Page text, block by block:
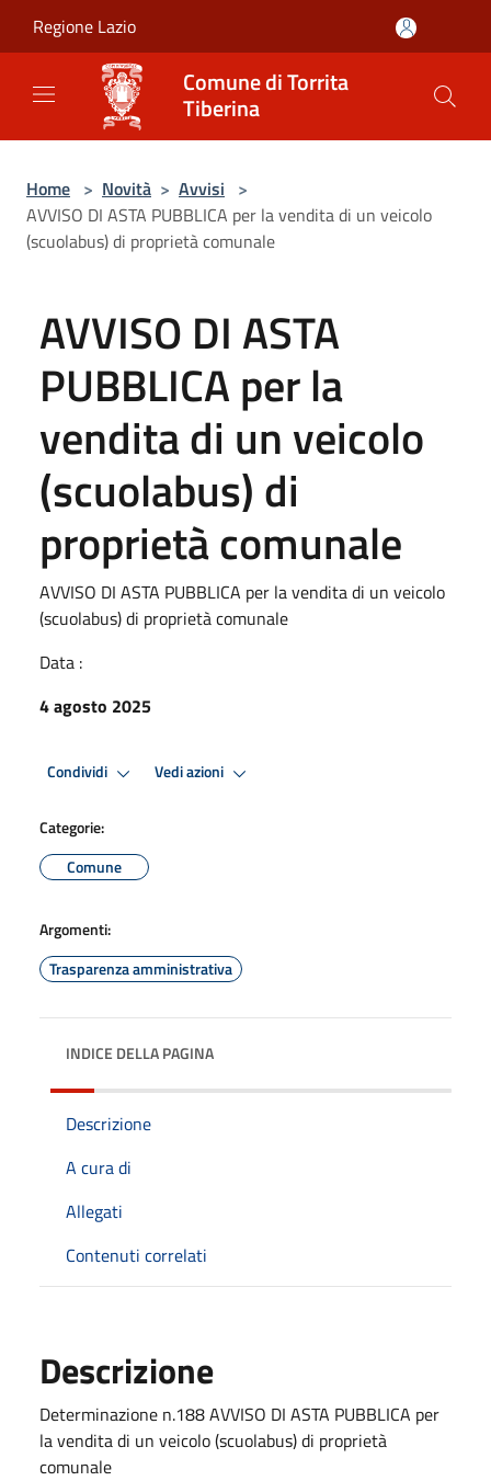
Regione Lazio
Comune di Torrita
Tiberina
Home > Novità > Avvisi >
AVVISO DI ASTA PUBBLICA per la vendita di un veicolo
(scuolabus) di proprietà comunale
AVVISO DI ASTA
PUBBLICA per la
vendita di un veicolo
(scuolabus) di
proprietà comunale
AVVISO DI ASTA PUBBLICA per la vendita di un veicolo
(scuolabus) di proprietà comunale
Data :
4 agosto 2025
Condividi Vedi azioni
Categorie:
Comune
Argomenti:
Trasparenza amministrativa
INDICE DELLA PAGINA
Descrizione
A cura di
Allegati
Contenuti correlati
Descrizione
Determinazione n.188 AVVISO DI ASTA PUBBLICA per
la vendita di un veicolo (scuolabus) di proprietà
comunale